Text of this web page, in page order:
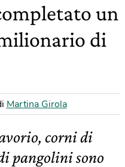
un
di
Martina Girola
corni di
pangolini sono